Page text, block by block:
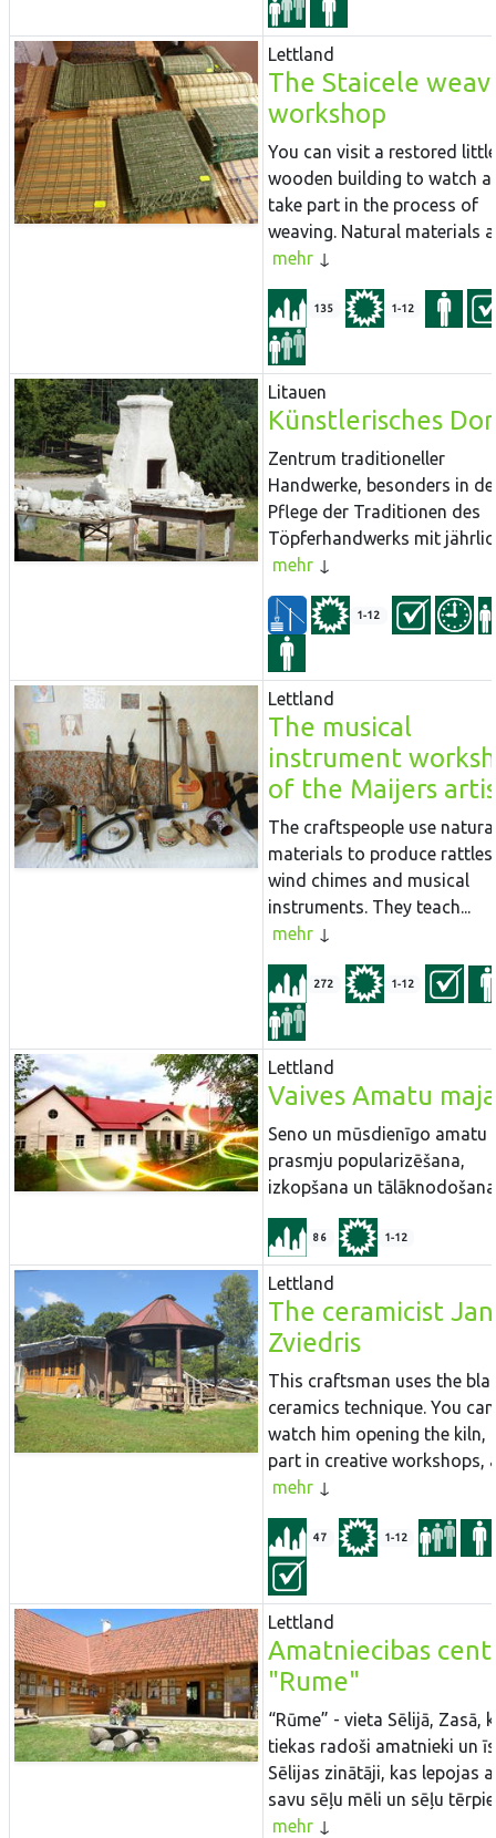
Lettland
The Staicele
workshop
You can visit a restored little
wooden building to watch
take part in the process of
weaving. Natural materials
mehr
135 1-12
Litauen
Künstlerisches
Zentrum traditioneller
Handwerke, besonders in
Pflege der Traditionen des
Töpferhandwerks mit
mehr
1-12
Lettland
The musical
instrument
of the Maijers
The craftspeople use
materials to produce rattles,
wind chimes and musical
instruments. They teach...
mehr
272 1-12
Lettland
Vaives Amatu maja
Seno un mūsdienīgo amatu
prasmju popularizēšana,
izkopšana un
86 1-12
Lettland
The ceramicist
Zviedris
This craftsman uses the
ceramics technique. You can
watch him opening the kiln,
part in creative workshops,
mehr
47 1-12
Lettland
Amatniecibas
"Rume"
“Rūme” - vieta Sēlijā, Zasā,
tiekas radoši amatnieki un
Sēlijas zinātāji, kas lepojas
savu sēļu mēli un sēļu
mehr